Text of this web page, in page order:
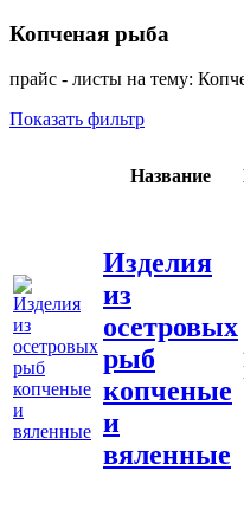
Копченая рыба
прайс - листы на тему:
Показать фильтр
Название
Изделия
из
осетровых
рыб
копченые
и
вяленные